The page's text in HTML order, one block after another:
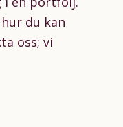
du kan
oss; vi